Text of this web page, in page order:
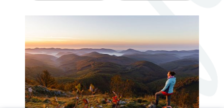
Routen von A bis Z
von Z bis A
nach Regionen